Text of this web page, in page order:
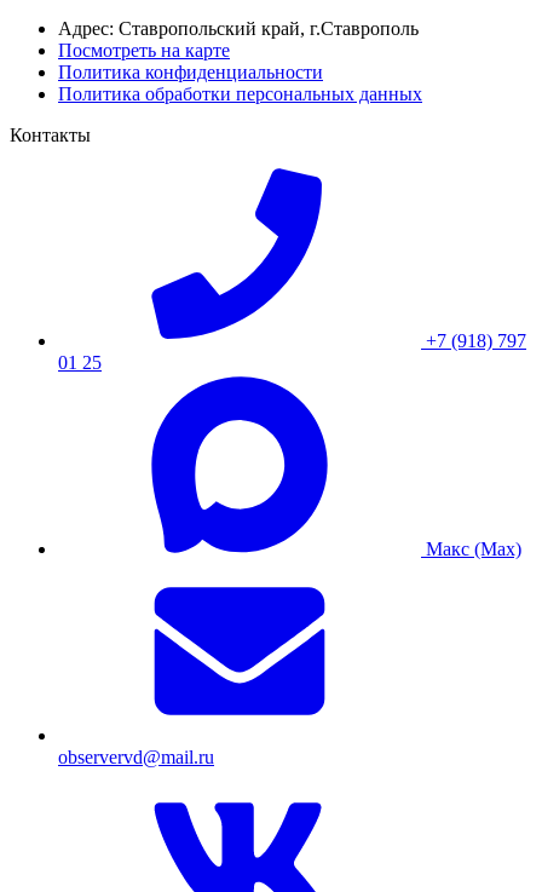
Адрес: Ставропольский край, г.Ставрополь
Посмотреть на карте
Политика конфиденциальности
Политика обработки персональных данных
Контакты
+7 (918) 797
01 25
Макс (Max)
observervd@mail.ru